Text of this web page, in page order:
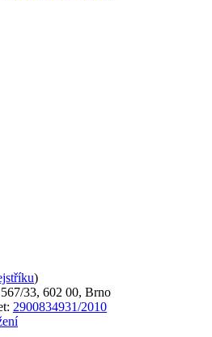
)
33, 602 00, Brno
2900834931/2010